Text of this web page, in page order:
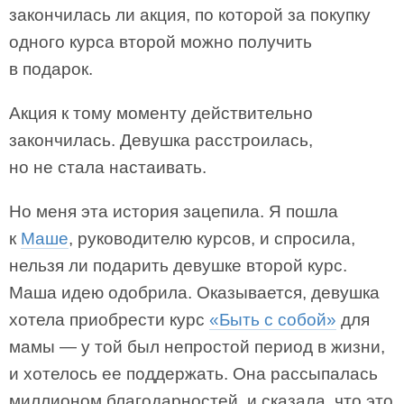
закончилась ли акция, по которой за покупку
одного курса второй можно получить
в подарок.
Акция к тому моменту действительно
закончилась. Девушка расстроилась,
но не стала настаивать.
Но меня эта история зацепила. Я пошла
к Маше, руководителю курсов, и спросила,
нельзя ли подарить девушке второй курс.
Маша идею одобрила. Оказывается, девушка
хотела приобрести курс «Быть с собой» для
мамы — у той был непростой период в жизни,
и хотелось ее поддержать. Она рассыпалась